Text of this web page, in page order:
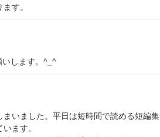
す。
いします。^_^
いました。平日は短時間で読める短編集
ます。